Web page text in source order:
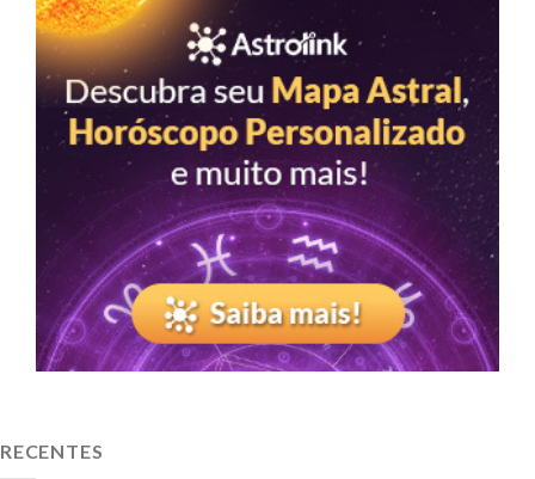
RECENTES